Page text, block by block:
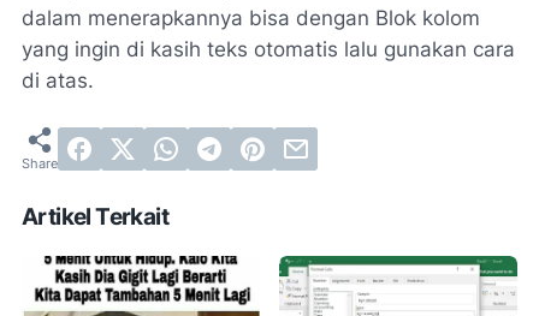
dalam menerapkannya bisa dengan Blok kolom
yang ingin di kasih teks otomatis lalu gunakan cara
di atas.
Artikel Terkait